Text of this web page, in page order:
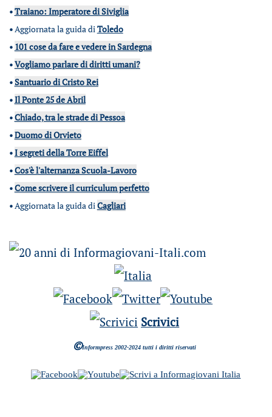
•Traiano: Imperatore di Siviglia
•Aggiornata la guida diToledo
• 101 cose da fare e vedere in Sardegna
•Vogliamo parlare di diritti umani?
•Santuario di Cristo Rei
•Il Ponte 25 de Abril
•Chiado, tra le strade di Pessoa
•Duomo di Orvieto
•I segreti della Torre Eiffel
•Cos'è l'alternanza Scuola-Lavoro
•Come scrivere il curriculum perfetto
•Aggiornata la guida diCagliari
Scrivici
©Informpress 2002-2024 tutti i diritti riservati